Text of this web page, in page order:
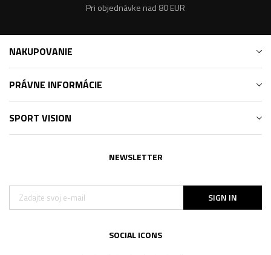
Pri objednávke nad 80 EUR
NAKUPOVANIE
PRÁVNE INFORMÁCIE
SPORT VISION
NEWSLETTER
SIGN IN
SOCIAL ICONS